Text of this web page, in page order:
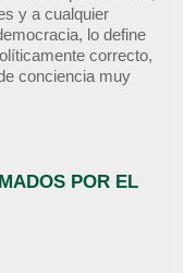
y a cualquier
lo define
correcto,
conciencia muy
POR EL